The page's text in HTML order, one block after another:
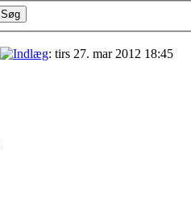
: tirs 27. mar 2012 18:45